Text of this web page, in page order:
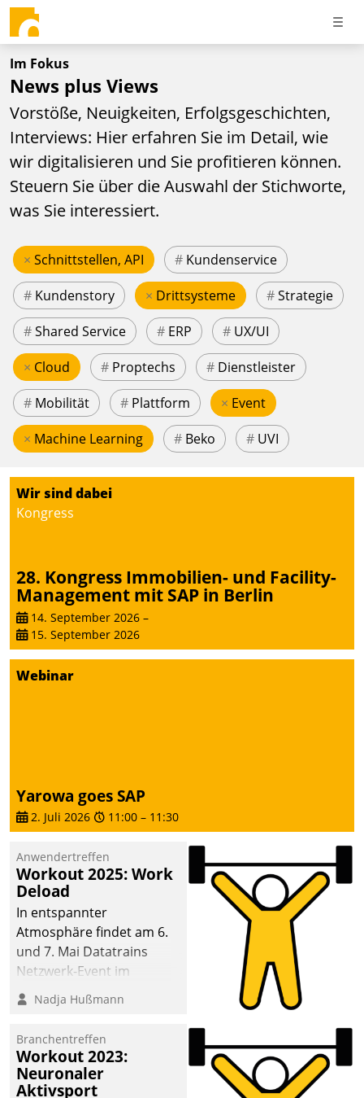
Im Fokus
News plus Views
Vorstöße, Neuigkeiten, Erfolgsgeschichten,
Interviews: Hier erfahren Sie im Detail, wie
wir digitalisieren und Sie profitieren können.
Steuern Sie über die Auswahl der Stichworte,
was Sie interessiert.
× Schnittstellen, API # Kundenservice
# Kundenstory × Drittsysteme #Strategie
#Shared Service # ERP # UX/UI
× Cloud # Proptechs # Dienstleister
# Mobilität # Plattform × Event
× Machine Learning # Beko # UVI
Wir sind dabei
Kongress
28. Kongress Immobilien- und Facility-
Management mit SAP in Berlin
14. September 2026 –
15. September 2026
Webinar
Yarowa goes SAP
2. Juli 2026 11:00 – 11:30
Anwendertreffen
Workout 2025: Work
Deload
In entspannter
Atmosphäre findet am 6.
und 7. Mai Datatrains
Netzwerk-Event im
Kunden- und Partnerkreis
statt. Zentrale Frage: Wie
Mammutprojekte
meistern und Workloads
wuppen – bei zunehmend
Nadja Hußmann
Branchentreffen
Workout 2023:
Neuronaler
Aktivsport